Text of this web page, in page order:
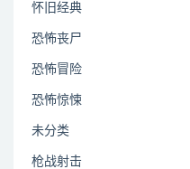
怀旧经典
恐怖丧尸
恐怖冒险
恐怖惊悚
未分类
枪战射击